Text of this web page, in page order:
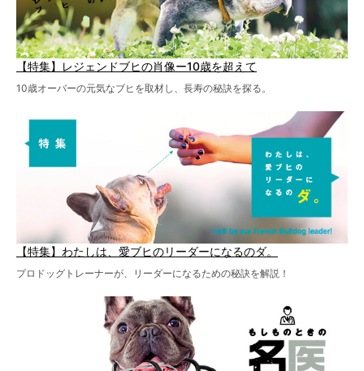
【特集】レジェンドブヒの肖像ー10歳を超えて
10歳オーバーの元気なブヒを取材し、長寿の秘訣を探る。
【特集】わたしは、愛ブヒのリーダーになるのダ。
プロドッグトレーナーが、リーダーになるための秘訣を解説！